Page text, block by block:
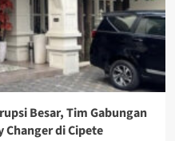
Besar, Tim Gabungan
Changer di Cipete